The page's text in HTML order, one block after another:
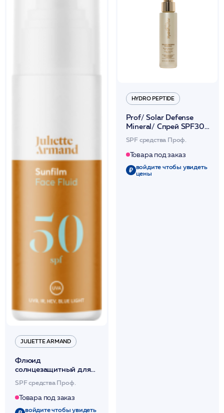
JULIETTE ARMAND
Флюид
солнцезащитный для
лица SPF50 150 мл /
JA
SPF средства Проф.
Товара под заказ
войдите чтобы увидеть
HYDRO PEPTIDE
Prof/ Solar Defense
Mineral/ Спрей SPF30
водостойкий
минеральн.с увлаж.и
антиоксид.действ.
100мл /HP
SPF средства Проф.
Товара под заказ
войдите чтобы увидеть
цены